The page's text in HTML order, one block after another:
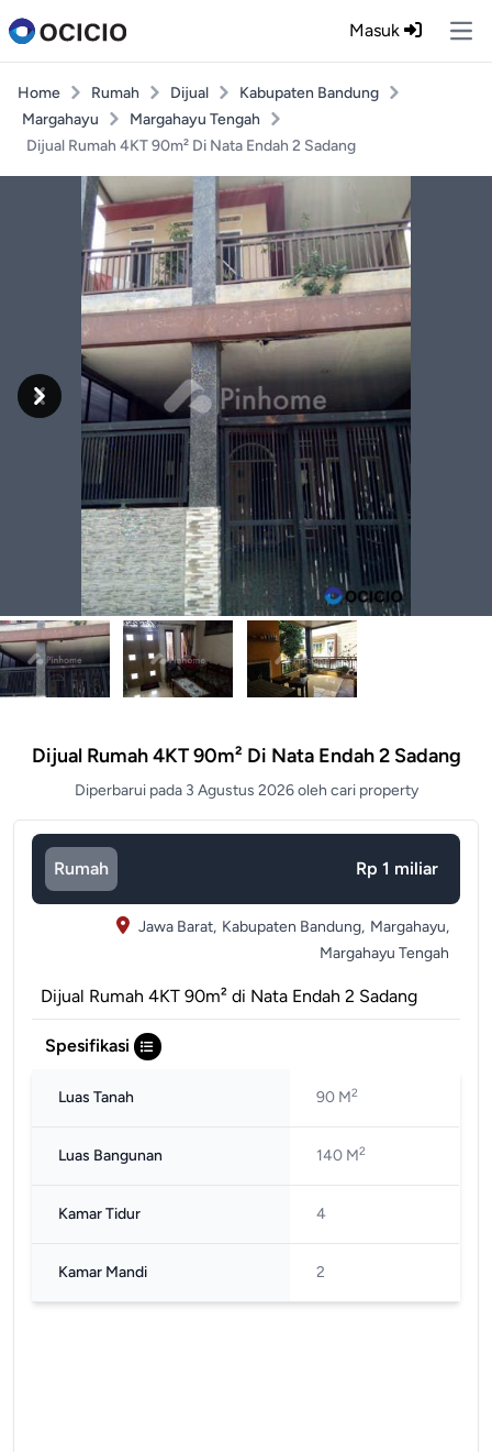
Masuk
Home Rumah Dijual
Kabupaten Bandung
Margahayu
Margahayu Tengah
Dijual Rumah 4KT 90m² Di Nata Endah 2 Sadang
Previous
Next
Dijual Rumah 4KT 90m² Di Nata Endah 2 Sadang
Diperbarui pada 3 Agustus 2026 oleh cari property
Rumah Rp 1 miliar
Jawa Barat, Kabupaten Bandung, Margahayu,
Margahayu Tengah
Dijual Rumah 4KT 90m² di Nata Endah 2 Sadang
Spesifikasi
Luas Tanah 90 M2
Luas Bangunan 140 M2
Kamar Tidur 4
Kamar Mandi 2